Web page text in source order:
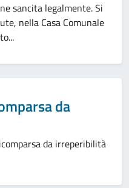
sancita legalmente. Si
nella Casa Comunale
da
da irreperibilità